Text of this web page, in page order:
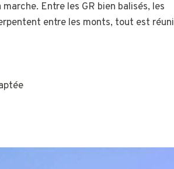
Entre les GR bien balisés, les
entre les monts, tout est réuni